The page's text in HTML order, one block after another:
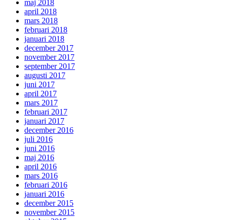
maj 2018
april 2018
mars 2018
februari 2018
januari 2018
december 2017
november 2017
september 2017
augusti 2017
juni 2017
april 2017
mars 2017
februari 2017
januari 2017
december 2016
juli 2016
juni 2016
maj 2016
april 2016
mars 2016
februari 2016
januari 2016
december 2015
november 2015